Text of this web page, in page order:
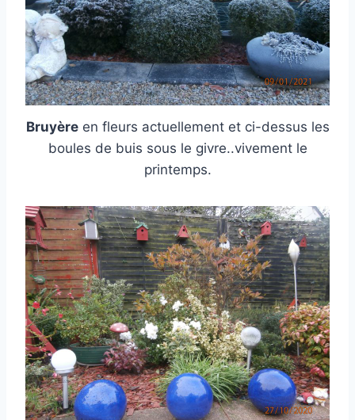
Bruyèreen fleurs actuellement et ci-dessus les
boules de buis sous le givre..vivement le
printemps.